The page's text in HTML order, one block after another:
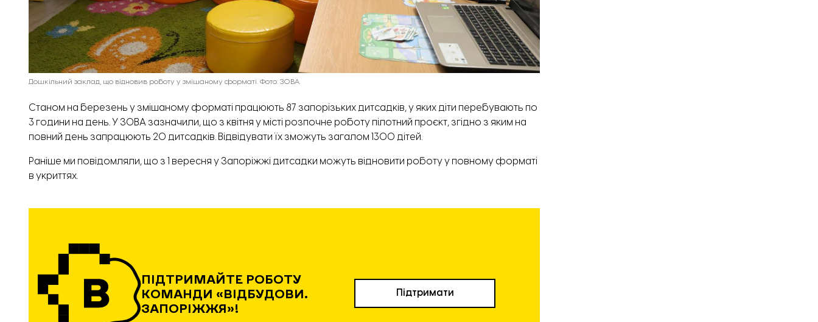
Дошкільний заклад, що відновив роботу у змішаному форматі. Фото: ЗОВА.
Станом на березень у змішаному форматі працюють 87 запорізьких дитсадків, у яких діти перебувають по
3 години на день. У ЗОВА зазначили, що з квітня у місті розпочне роботу пілотний проєкт, згідно з яким на
повний день запрацюють 20 дитсадків. Відвідувати їх зможуть загалом 1300 дітей.
Раніше ми повідомляли, що з 1 вересня у Запоріжжі дитсадки можуть відновити роботуу повному форматі
в укриттях.
ПІДТРИМАЙТЕ РОБОТУ
КОМАНДИ «ВІДБУДОВИ.
ЗАПОРІЖЖЯ»!
Підтримати